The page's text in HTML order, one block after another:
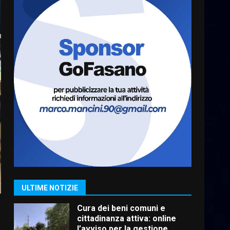
ULTIME NOTIZIE
A Savelletri torna la Sagra del
Pesce Spada: appuntamento
a sabato 8 agosto
5 Agosto 2026 06:10
1
Grazia Neglia, coordinatrice
cittadina di Fratelli d’Italia,
pronta a tornare in Consiglio
comunale
6 Agosto 2026 08:00
2
Cura dei beni comuni e
cittadinanza attiva: online
l’avviso per la gestione
Laureto
6 Agosto 2026 06:20
La magia del Minareto e la
prima assoluta de “L’Albergo